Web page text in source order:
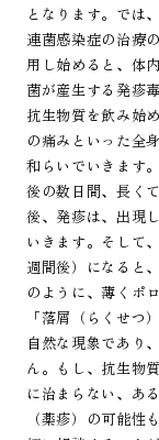
となります。では
連菌感染症の治療
用し始めると、体
菌が産生する発疹
抗生物質を飲み始
の痛みといった全
和らいでいきます
後の数日間、長く
後、発疹は、出現
いきます。そして
週間後）になると
のように、薄くポ
「落屑（らくせつ
自然な現象であり
ん。もし、抗生物
に治まらない、あ
（薬疹）の可能性